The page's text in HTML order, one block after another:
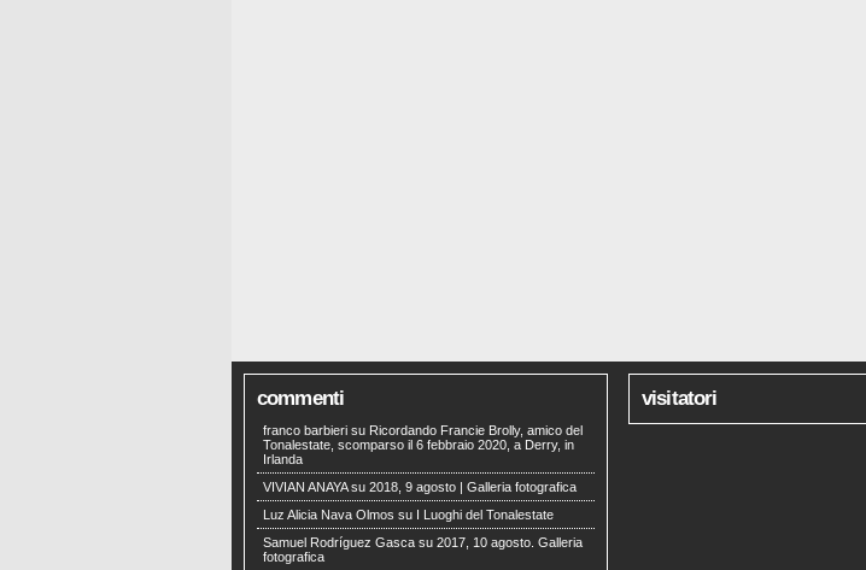
commenti
franco barbieri su Ricordando Francie Brolly, amico del
Tonalestate, scomparso il 6 febbraio 2020, a Derry, in
Irlanda
VIVIAN ANAYAsu 2018, 9 agosto | Galleria fotografica
Luz Alicia Nava Olmos su
I Luoghi del Tonalestate
Samuel Rodríguez Gasca su 2017, 10 agosto. Galleria
fotografica
visitatori